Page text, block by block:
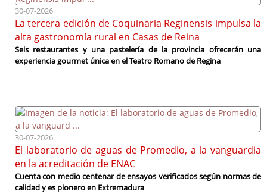
30-07-2026
La tercera edición de Coquinaria Reginensis impulsa la
alta gastronomía rural en Casas de Reina
Seis restaurantes y una pastelería de la provincia ofrecerán una
experiencia gourmet única en el Teatro Romano de Regina
30-07-2026
El laboratorio de aguas de Promedio, a la vanguardia
en la acreditación de ENAC
Cuenta con medio centenar de ensayos verificados según normas de
calidad y es pionero en Extremadura